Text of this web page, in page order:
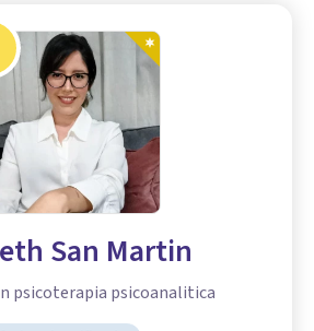
San Martin
psicoterapia psicoanalitica